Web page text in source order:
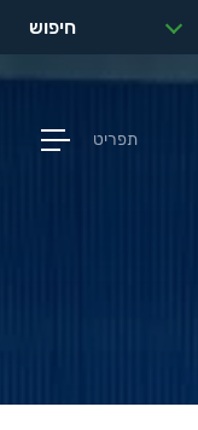
חיפוש
תפריט